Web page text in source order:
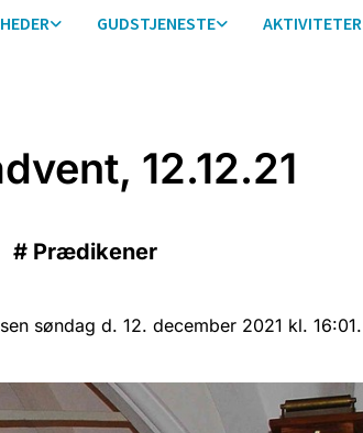
GUDSTJENESTE AKTIVITETER
12.12.21
# Prædikener
søndag d. 12. december 2021 kl. 16:01.